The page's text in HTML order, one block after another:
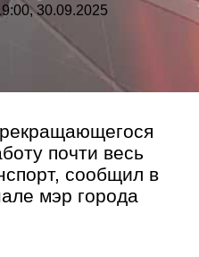
30.09.2025
почти весь
сообщил в
мэр города